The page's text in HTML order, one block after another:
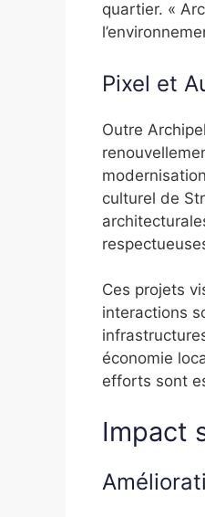
quartier. «
Pixel et
Outre
culturel de
Ces projets
interactions
économie
efforts sont
Impact